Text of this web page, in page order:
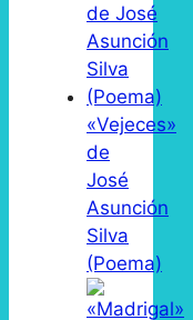
«Vejeces»
de
José
Asunción
Silva
(Poema)